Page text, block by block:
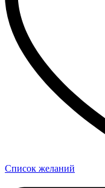
Список желаний